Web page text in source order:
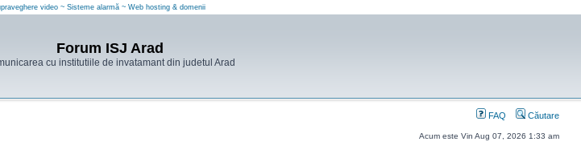
video ~ Sisteme alarmă ~ Web hosting & domenii
Forum ISJ Arad
cu institutiile de invatamant din judetul Arad
FAQ Căutare
Acum este Vin Aug 07, 2026 1:33 am